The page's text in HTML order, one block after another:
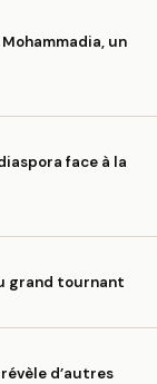
un
face à la
grand tournant
d’autres